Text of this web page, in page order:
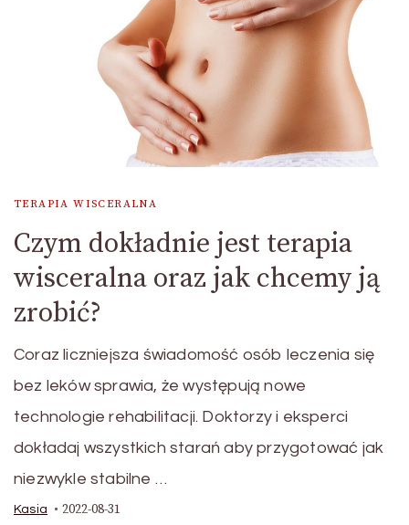
TERAPIA WISCERALNA
Czym dokładnie jest terapia
wisceralna oraz jak chcemy ją
zrobić?
Coraz liczniejsza świadomość osób leczenia się
bez leków sprawia, że występują nowe
technologie rehabilitacji. Doktorzy i eksperci
dokładaj wszystkich starań aby przygotować jak
niezwykle stabilne …
Kasia 2022-08-31